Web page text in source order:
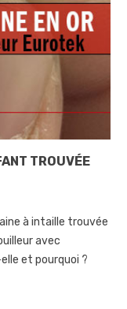
TROUVÉE
à intaille trouvée
avec
et pourquoi ?